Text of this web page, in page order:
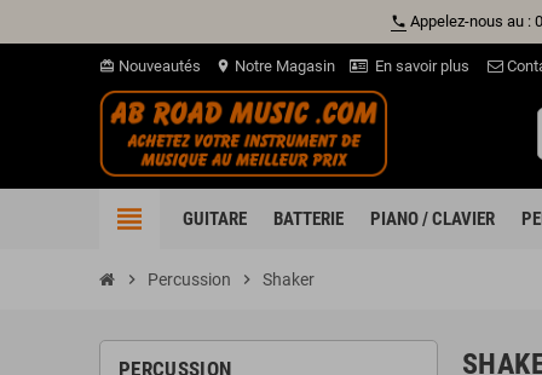
phone Appelez-nous au :
card_giftcard Nouveautés location_on Notre Magasin En savoir plus
view_headline GUITARE BATTERIE PIANO / CLAVIER
chevron_right Percussion chevron_right Shaker
PERCUSSION